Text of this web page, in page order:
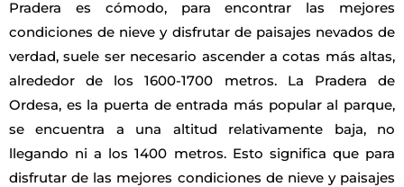
Pradera es cómodo, para encontrar las mejores
condiciones de nieve y disfrutar de paisajes nevados de
verdad, suele ser necesario ascender a cotas más altas,
alrededor de los 1600-1700 metros. La Pradera de
Ordesa, es la puerta de entrada más popular al parque,
se encuentra a una altitud relativamente baja, no
llegando ni a los 1400 metros. Esto significa que para
disfrutar de las mejores condiciones de nieve y paisajes